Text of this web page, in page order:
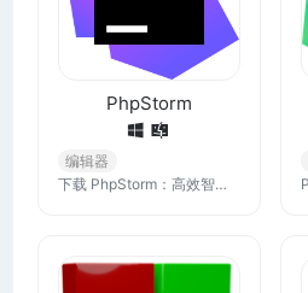
PhpStorm
编辑器
下载 PhpStorm：高效智能的 PHP IDE. 现在最新版本的 PhpStorm，适用于 Windows、macOS 或 Linux。